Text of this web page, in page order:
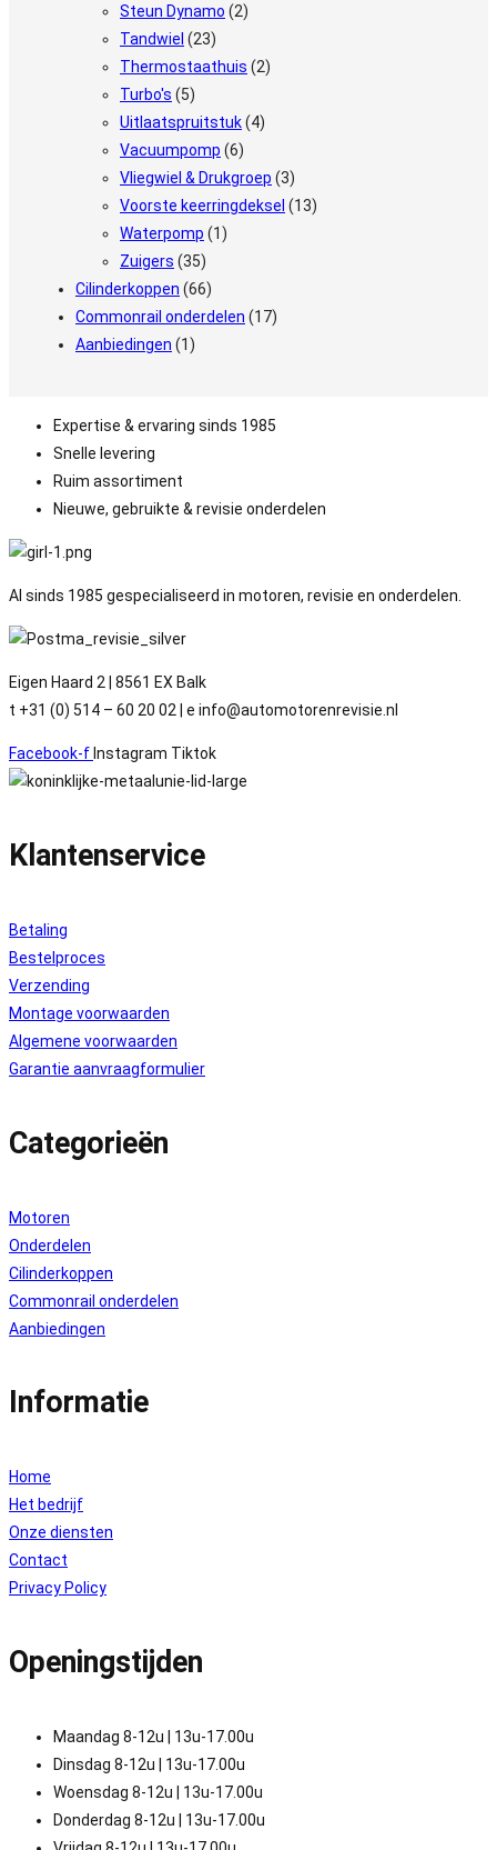
Steun Dynamo (2)
Tandwiel (23)
Thermostaathuis (2)
Turbo's (5)
Uitlaatspruitstuk(4)
Vacuumpomp (6)
Vliegwiel & Drukgroep (3)
Voorste keerringdeksel (13)
Waterpomp (1)
Zuigers (35)
Cilinderkoppen (66)
Commonrail onderdelen (17)
Aanbiedingen (1)
Expertise & ervaring sinds 1985
Snelle levering
Ruim assortiment
Nieuwe, gebruikte & revisie onderdelen
Al sinds 1985 gespecialiseerd in motoren, revisie en onderdelen.
Eigen Haard 2 | 8561 EX Balk
t +31 (0) 514 – 60 20 02 | e info@automotorenrevisie.nl
Facebook-f Instagram Tiktok
Klantenservice
Betaling
Bestelproces
Verzending
Montage voorwaarden
Algemene voorwaarden
Garantie aanvraagformulier
Categorieën
Motoren
Onderdelen
Cilinderkoppen
Commonrail onderdelen
Aanbiedingen
Informatie
Home
Het bedrijf
Onze diensten
Contact
Privacy Policy
Openingstijden
Maandag 8-12u | 13u-17.00u
Dinsdag 8-12u | 13u-17.00u
Woensdag 8-12u | 13u-17.00u
Donderdag 8-12u | 13u-17.00u